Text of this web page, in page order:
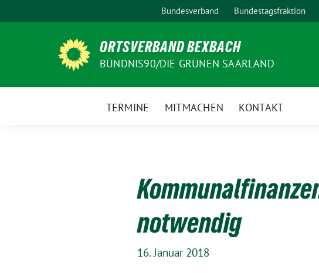
zum
Bundesverband Bundestagsfraktion
ORTSVERBAND BEXBACH
BÜNDNIS90/DIE GRÜNEN SAARLAND
TERMINE MITMACHEN KONTAKT
notwendig
16. Januar 2018